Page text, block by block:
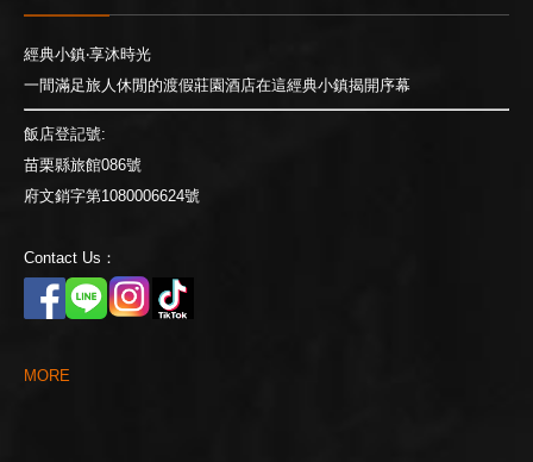
經典小鎮‧享沐時光
一間滿足旅人休閒的渡假莊園酒店在這經典小鎮揭開序幕
飯店登記號:
苗栗縣旅館086號
府文銷字第1080006624號
Contact Us：
MORE